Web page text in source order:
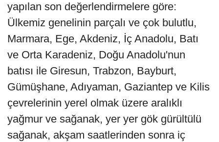
yapılan son değerlendirmelere göre:
Ülkemiz genelinin parçalı ve çok bulutlu,
Marmara, Ege, Akdeniz, İç Anadolu, Batı
ve Orta Karadeniz, Doğu Anadolu'nun
batısı ile Giresun, Trabzon, Bayburt,
Gümüşhane, Adıyaman, Gaziantep ve Kilis
çevrelerinin yerel olmak üzere aralıklı
yağmur ve sağanak, yer yer gök gürültülü
sağanak, akşam saatlerinden sonra iç